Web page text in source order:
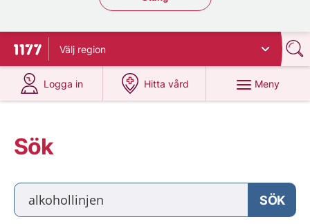
Till startsidan för 1177
Välj region
Logga in
på 1177.se
Hitta vård
på 1177.se
Meny
Sök
Vad söker du? SÖK